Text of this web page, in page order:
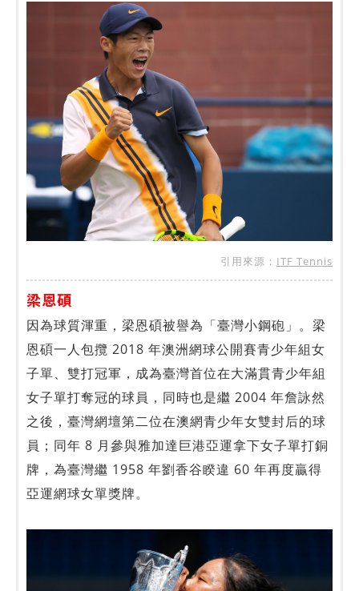
引用來源： ITF Tennis
梁恩碩
因為球質渾重，梁恩碩被譽為「臺灣小鋼砲」。梁
恩碩一人包攬 2018 年澳洲網球公開賽青少年組女
子單、雙打冠軍，成為臺灣首位在大滿貫青少年組
女子單打奪冠的球員，同時也是繼 2004 年詹詠然
之後，臺灣網壇第二位在澳網青少年女雙封后的球
員；同年 8 月參與雅加達巨港亞運拿下女子單打銅
牌，為臺灣繼 1958 年劉香谷睽違 60 年再度贏得
亞運網球女單獎牌。